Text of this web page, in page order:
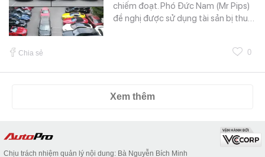
chiếm đoạt. Phó Đức Nam (Mr Pips)
đề nghị được sử dụng tài sản bị thu…
Chia sẻ 0
Xem thêm
Chịu trách nhiệm quản lý nội dung: Bà Nguyễn Bích Minh